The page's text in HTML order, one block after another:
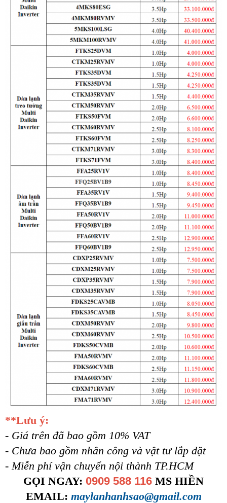
**Lưu ý:
- Giá trên đã bao gồm 10% VAT
- Chưa bao gồm nhân công và vật tư lắp đặt
- Miễn phí vận chuyển nội thành TP.HCM
GỌI NGAY: 0909 588 116 MS HIỀN
EMAIL: maylanhanhsao@gmail.com